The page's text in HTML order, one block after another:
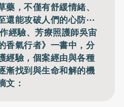
，不僅有舒緩情緒、
還能攻破人們的心防⋯
經驗、芳療照護師吳宙
香氣行者》一書中，分
經驗，個案經由與各種
漸找到與生命和解的機
文：